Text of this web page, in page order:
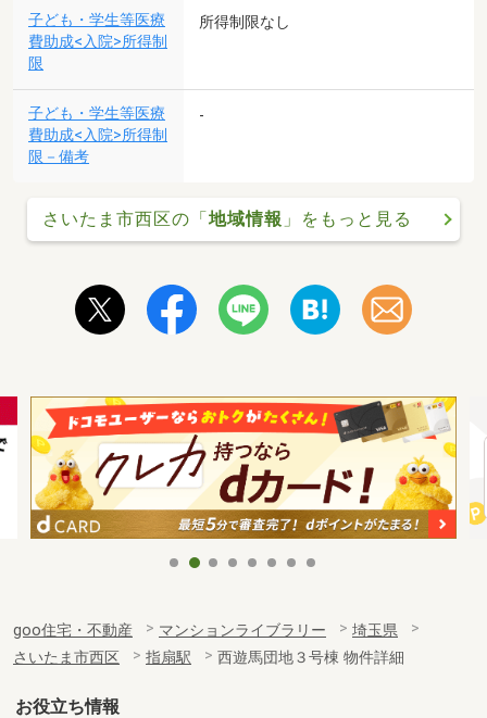
子ども・学生等医療
費助成<入院>所得制
限
所得制限なし
子ども・学生等医療
費助成<入院>所得制
限－備考
-
さいたま市西区の「地域情報 」をもっと見る
goo住宅・不動産 マンションライブラリー
埼玉県
さいたま市西区
指扇駅 西遊馬団地３号棟 物件詳細
お役立ち情報